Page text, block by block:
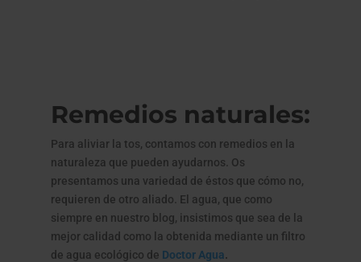
Remedios naturales:
Para aliviar la tos, contamos con remedios en la
naturaleza que pueden ayudarnos. Os
presentamos una variedad de éstos que cómo no,
requieren de otro aliado. El agua, que como
siempre en nuestro blog, insistimos que sea de la
mejor calidad como la obtenida mediante un filtro
de agua ecológico de Doctor Agua.